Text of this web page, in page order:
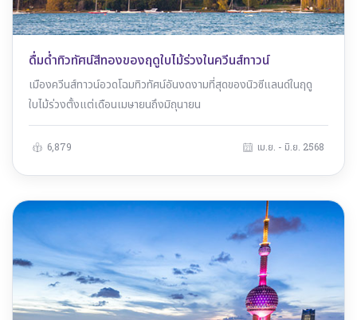
ดื่มด่ำทิวทัศน์สีทองของฤดูใบไม้ร่วงในควีนส์ทาวน์
เมืองควีนส์ทาวน์อวดโฉมทิวทัศน์อันงดงามที่สุดของนิวซีแลนด์ในฤดู
ใบไม้ร่วงตั้งแต่เดือนเมษายนถึงมิถุนายน
6,879 เม.ย. - มิ.ย. 2568